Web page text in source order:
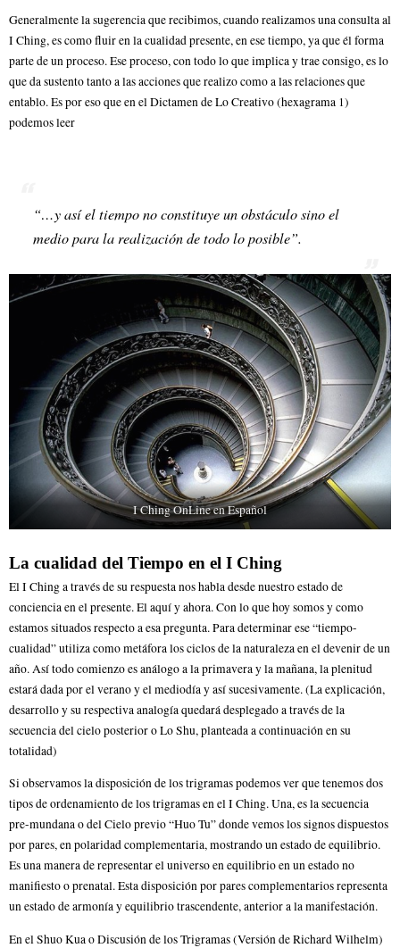
Generalmente la sugerencia que recibimos, cuando realizamos una consulta al
I Ching, es como fluir en la cualidad presente, en ese tiempo, ya que él forma
parte de un proceso. Ese proceso, con todo lo que implica y trae consigo, es lo
que da sustento tanto a las acciones que realizo como a las relaciones que
entablo. Es por eso que en el Dictamen de Lo Creativo (hexagrama 1)
podemos leer
“…y así el tiempo no constituye un obstáculo sino el
medio para la realización de todo lo posible”.
I Ching OnLine en Español
La cualidad del Tiempo en el I Ching
El I Ching a través de su respuesta nos habla desde nuestro estado de
conciencia en el presente. El aquí y ahora. Con lo que hoy somos y como
estamos situados respecto a esa pregunta. Para determinar ese “tiempo-
cualidad” utiliza como metáfora los ciclos de la naturaleza en el devenir de un
año. Así todo comienzo es análogo a la primavera y la mañana, la plenitud
estará dada por el verano y el mediodía y así sucesivamente. (La explicación,
desarrollo y su respectiva analogía quedará desplegado a través de la
secuencia del cielo posterior o Lo Shu, planteada a continuación en su
totalidad)
Si observamos la disposición de los trigramas podemos ver que tenemos dos
tipos de ordenamiento de los trigramas en el I Ching. Una, es la secuencia
pre-mundana o del Cielo previo “Huo Tu” donde vemos los signos dispuestos
por pares, en polaridad complementaria, mostrando un estado de equilibrio.
Es una manera de representar el universo en equilibrio en un estado no
manifiesto o prenatal. Esta disposición por pares complementarios representa
un estado de armonía y equilibrio trascendente, anterior a la manifestación.
En el Shuo Kua o Discusión de los Trigramas (Versión de Richard Wilhelm)